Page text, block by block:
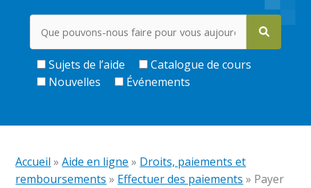
Sujets de l’aide
Catalogue de cours
Nouvelles
Événements
Accueil »Aide en ligne » Droits, paiements et
remboursements » Effectuer des paiements » Payer